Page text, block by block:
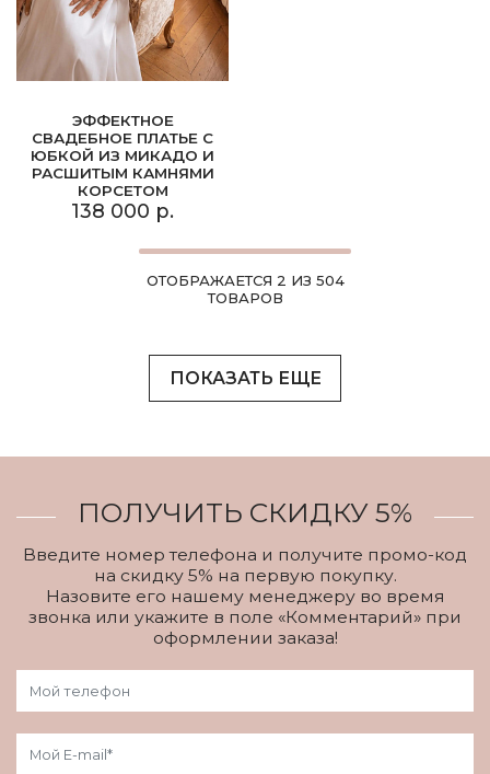
ЭФФЕКТНОЕ
СВАДЕБНОЕ ПЛАТЬЕ С
ЮБКОЙ ИЗ МИКАДО И
РАСШИТЫМ КАМНЯМИ
КОРСЕТОМ
138 000 р.
ОТОБРАЖАЕТСЯ 2 ИЗ 504
ТОВАРОВ
ПОКАЗАТЬ ЕЩЕ
ПОЛУЧИТЬ СКИДКУ 5%
Введите номер телефона и получите промо-код
на скидку 5% на первую покупку.
Назовите его нашему менеджеру во время
звонка или укажите в поле «Комментарий» при
оформлении заказа!